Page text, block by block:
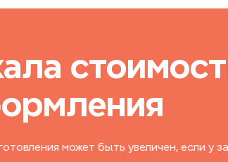
может быть увеличен, если у